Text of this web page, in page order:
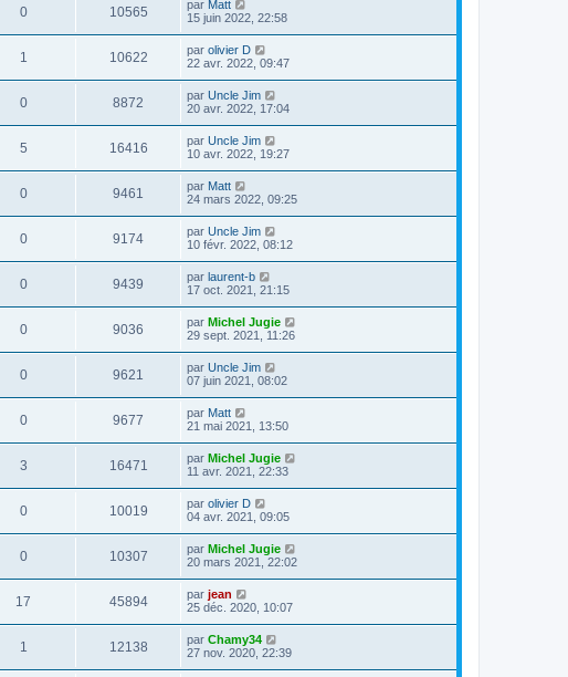
0 10565 par Matt
15 juin 2022, 22:58
1 10622 par olivier D
22 avr. 2022, 09:47
0 8872 par Uncle Jim
20 avr. 2022, 17:04
5 16416 par Uncle Jim
10 avr. 2022, 19:27
0 9461 par Matt
24 mars 2022, 09:25
0 9174 par Uncle Jim
10 févr. 2022, 08:12
0 9439 par laurent-b
17 oct. 2021, 21:15
0 9036 par Michel Jugie
29 sept. 2021, 11:26
0 9621 par Uncle Jim
07 juin 2021, 08:02
0 9677 par Matt
21 mai 2021, 13:50
3 16471 par Michel Jugie
11 avr. 2021, 22:33
0 10019 par olivier D
04 avr. 2021, 09:05
0 10307 par Michel Jugie
20 mars 2021, 22:02
17 45894 par jean
25 déc. 2020, 10:07
1 12138 par Chamy34
27 nov. 2020, 22:39